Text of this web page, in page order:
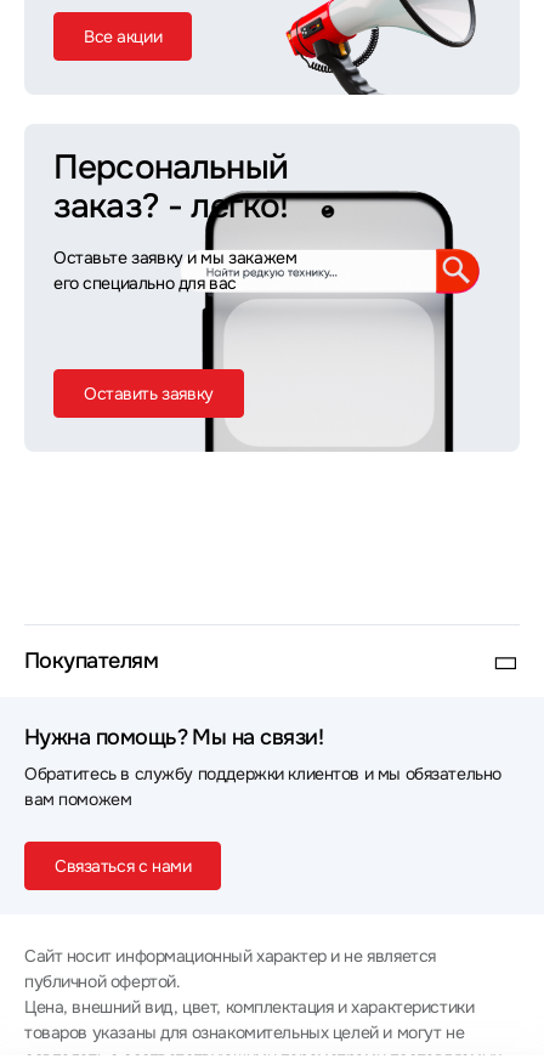
Все акции
Персональный
заказ? - легко!
Оставьте заявку и мы закажем
его специально для вас
Оставить заявку
Покупателям
Нужна помощь? Мы на связи!
Обратитесь в службу поддержки клиентов и мы обязательно
вам поможем
Связаться с нами
Сайт носит информационный характер и не является
публичной офертой.
Цена, внешний вид, цвет, комплектация и характеристики
товаров указаны для ознакомительных целей и могут не